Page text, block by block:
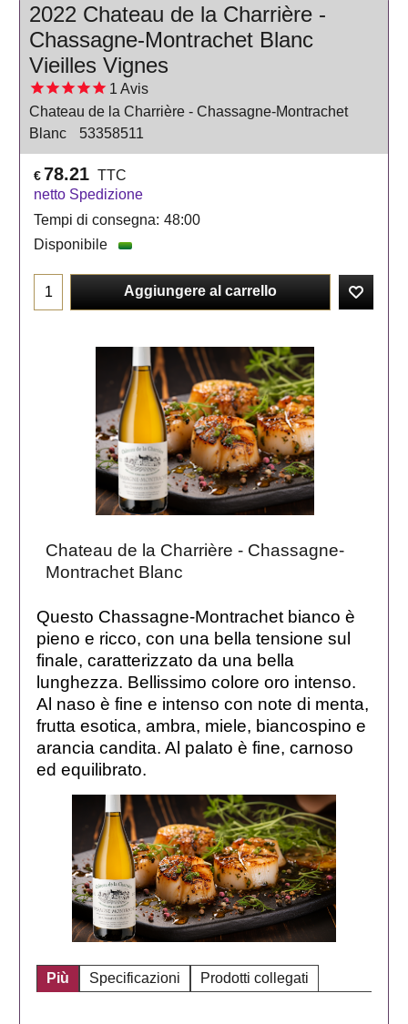
2022 Chateau de la Charrière -
Chassagne-Montrachet Blanc
Vieilles Vignes
1 Avis
Chateau de la Charrière - Chassagne-Montrachet
Blanc
53358511
€78.21 TTC
netto Spedizione
Tempi di consegna: 48:00
Disponibile
Aggiungere al carrello
Chateau de la Charrière - Chassagne-
Montrachet Blanc
Questo Chassagne-Montrachet bianco è
pieno e ricco, con una bella tensione sul
finale, caratterizzato da una bella
lunghezza. Bellissimo colore oro intenso.
Al naso è fine e intenso con note di menta,
frutta esotica, ambra, miele, biancospino e
arancia candita. Al palato è fine, carnoso
ed equilibrato.
Più Specificazioni Prodotti collegati